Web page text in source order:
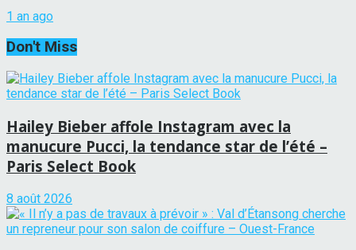
1 an ago
Don't Miss
Hailey Bieber affole Instagram avec la
manucure Pucci, la tendance star de l’été –
Paris Select Book
8 août 2026